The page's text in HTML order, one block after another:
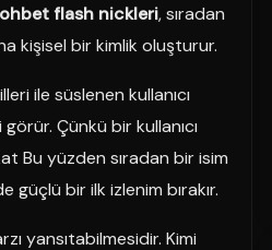
flash nickleri, sıradan
kişisel bir kimlik oluşturur.
ile süslenen kullanıcı
Çünkü bir kullanıcı
Bu yüzden sıradan bir isim
güçlü bir ilk izlenim bırakır.
yansıtabilmesidir. Kimi